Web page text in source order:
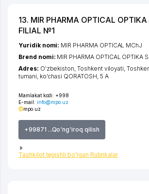
13. MIR PHARMA OPTICAL OPTIKA
FILIAL №1
Mamlakat kodi: +998
E-mail: info@mpo.uz
mpo.uz
+99871 ...Qo'ng'iroq qilish
Tashkilot tegishli bo'lgan Rubrikalar
Yuridik nomi: MIR PHARMA OPTICAL MChJ
Brend nomi: MIR PHARMA OPTICAL OPTIKA
Adres: O'zbekiston,Toshkent viloyati ,
tumani ko'chasi QORATOSH , 5 А